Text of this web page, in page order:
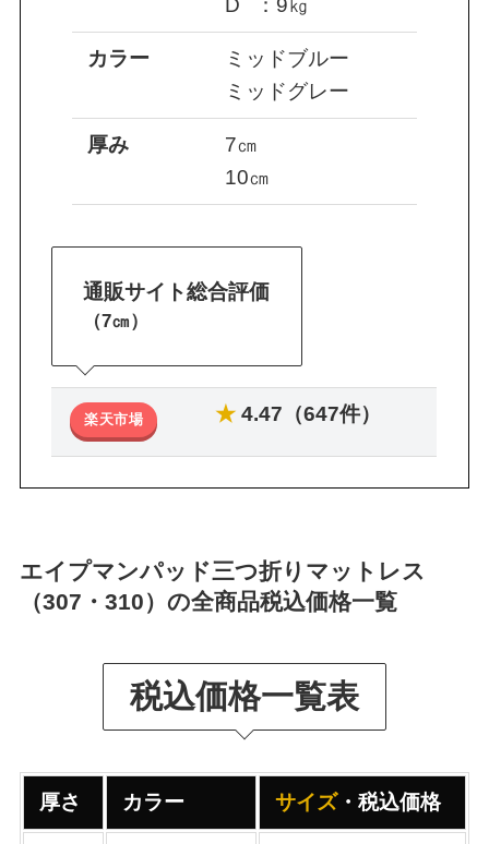
D ：9㎏
カラー
ミッドブルー
ミッドグレー
厚み
7㎝
10㎝
通販サイト総合評価
（7㎝）
楽天市場 ★ 4.47（647件）
エイプマンパッド三つ折りマットレス
（307・310）の全商品税込価格一覧
税込価格一覧表
厚さ カラー サイズ・税込価格